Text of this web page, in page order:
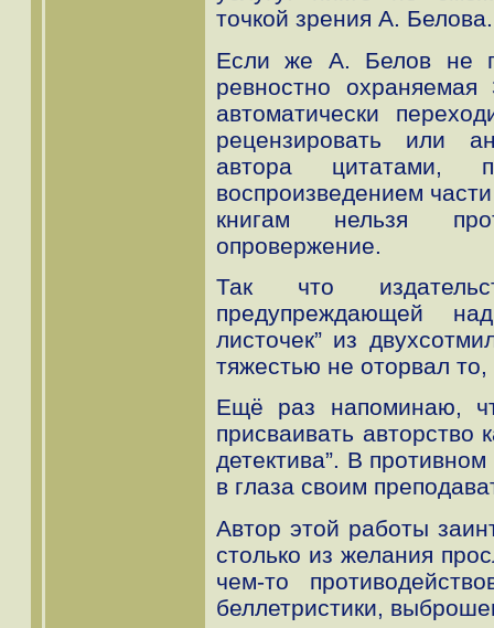
точкой зрения А. Белова.
Если же А. Белов не
ревностно
автоматически
рецензировать или
автора цитатами,
воспроизведением
книгам нельзя
опровержение.
Так что
предупреждающей
листочек” из
тяжестью не оторвал
Ещё раз напоминаю,
присваивать авторство
детектива”. В
в глаза своим
Автор этой работы
столько из желания
чем-то
беллетристики,